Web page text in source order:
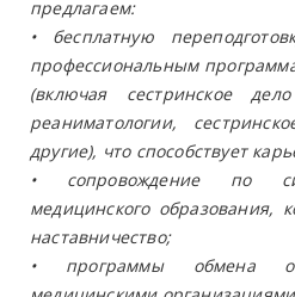
предлагаем:
• бесплатную
профессиональным
(включая сестринское
реаниматологии,
другие), что способствует
• сопровождение по
медицинского образования,
наставничество;
• программы обмена